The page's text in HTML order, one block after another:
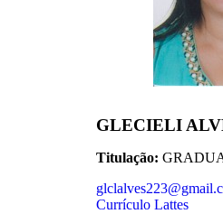
GLECIELI
Titulação:
Currículo Lattes